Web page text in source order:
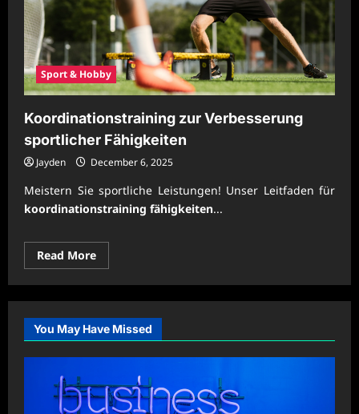
Sport & Hobby
Koordinationstraining zur Verbesserung
sportlicher Fähigkeiten
Jayden December 6, 2025
Meistern Sie sportliche Leistungen! Unser Leitfaden für
koordinationstraining fähigkeiten...
Read MoreRead
more
Koordinationstraining
zur
sportlicher
Fähigkeiten
You May Have Missed